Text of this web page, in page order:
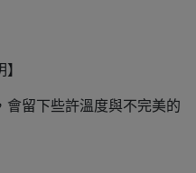
會留下些許溫度與不完美的